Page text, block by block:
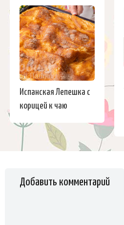
Испанская Лепешка с
корицей к чаю
Добавить комментарий